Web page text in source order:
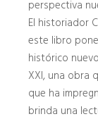
perspectiva
El historiador
este libro
histórico
XXI, una obra
que ha
brinda una